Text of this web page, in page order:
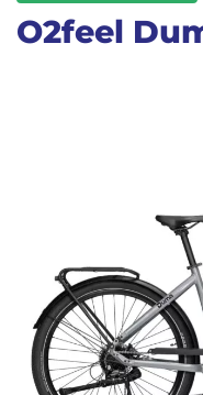
O2feel